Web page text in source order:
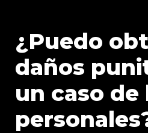
¿Puedo
daños
un caso de